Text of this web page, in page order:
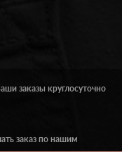
заказы круглосуточно
заказ по нашим